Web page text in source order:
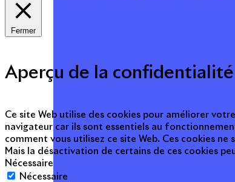
Fermer
Aperçu de la confidentialité
Ce site Web utilise des cookies pour améliorer
navigateur car ils sont essentiels au
comment vous utilisez ce site Web. Ces cookies
Mais la désactivation de certains de ces cookies
Nécessaire
Nécessaire